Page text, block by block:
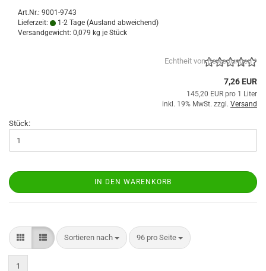
Art.Nr.: 9001-9743
Lieferzeit:
1-2 Tage (Ausland abweichend)
Versandgewicht: 0,079 kg je Stück
Echtheit von Bewertungen *
7,26 EUR
145,20 EUR pro 1 Liter
inkl. 19% MwSt. zzgl. Versand
Stück:
IN DEN WARENKORB
Sortieren nach
Sortieren nach 96 pro Seite
pro Seite
1